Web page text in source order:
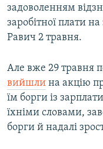
задоволенням
заробітної плати на
Равич 2 травня.
Але вже 29 травня
вийшли на акцію
їм борги із
їхніми словами,
борги й надалі